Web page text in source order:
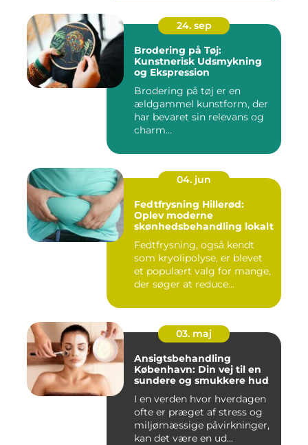
24. sep
Brodering på Tøj:
Kunstnerisk Udsmykning
og Ekspression
Brodering på tøj er en
ældgammel kunstform, der
har bevaret sin relevans og
charm...
04. jun
Fedtfrysning Hillerød:
Oplev moderne
skønhedsbehandling lokalt
Fedtfrysning, også kendt
som kryolipolyse, er blevet
et populært valg for mange,
der søger at reduce...
03. maj
Ansigtsbehandling
København: Din vej til en
sundere og smukkere hud
I en verden hvor hverdagen
ofte er præget af stress og
miljømæssige påvirkninger,
kan det være en ud...